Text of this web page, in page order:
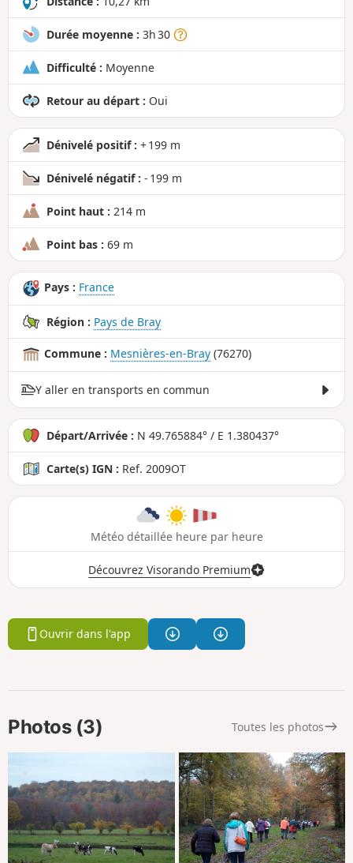
Durée moyenne : 3h 30
Difficulté : Moyenne
Retour au départ : Oui
Dénivelé positif : + 199 m
Dénivelé négatif : - 199 m
Point haut : 214 m
Point bas : 69 m
Pays : France
Région : Pays de Bray
Commune : Mesnières-en-Bray (76270)
Y aller en transports en commun
Départ/Arrivée : N 49.765884° / E 1.380437°
Carte(s) IGN : Ref. 2009OT
Météo détaillée heure par heure
Découvrez Visorando Premium
Ouvrir dans l'app
Photos (3) Toutes les photos